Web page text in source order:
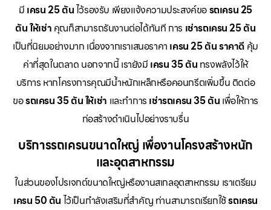
มี เครน 25 ตันไว้รองรับ เพียงแจ้งความประสงค์ขอรถเครน 25
ตัน ให้เช่า คุณก็สามารถรันงานต่อได้ทันที การ เช่ารถเครน 25 ตัน
เป็นที่นิยมอย่างมาก เนื่องจากเราเสนอราคา เครน 25 ตัน ราคาดี คุ้ม
ค่าที่สุดในตลาด นอกจากนี้ เรายังมี เครน 35 ตัน ทรงพลังไว้ให้
บริการ หากโครงการคุณมีน้ำหนักเหล็กหรือคอนกรีตเพิ่มขึ้น ติดต่อ
ขอรถเครน 35 ตัน ให้เช่า และทำการ เช่ารถเครน 35 ตัน เพื่อให้การ
ก่อสร้างดำเนินไปอย่างราบรื่น
บริการรถเครนขนาดใหญ่ เพื่องานโครงสร้างหนัก
และอุตสาหกรรม
ในส่วนของโปรเจกต์ขนาดใหญ่หรืองานสเกลอุตสาหกรรม เราเตรียม
เครน 50 ตัน ไว้เป็นกำลังเสริมที่สำคัญ ท่านสามารถเรียกใช้รถเครน